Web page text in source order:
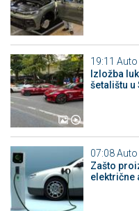
19:11 Auto
Izložba
šetalištu u
07:08Auto
Zašto
električne